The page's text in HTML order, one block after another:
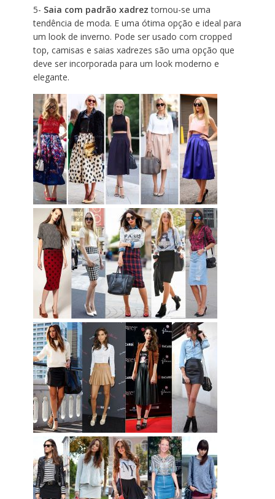
5- Saia com padrão xadrez tornou-se uma
tendência de moda. E uma ótima opção e ideal para
um look de inverno. Pode ser usado com cropped
top, camisas e saias xadrezes são uma opção que
deve ser incorporada para um look moderno e
elegante.